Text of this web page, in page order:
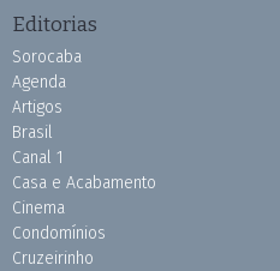
Editorias
Sorocaba
Agenda
Artigos
Brasil
Canal 1
Casa e Acabamento
Cinema
Condomínios
Cruzeirinho